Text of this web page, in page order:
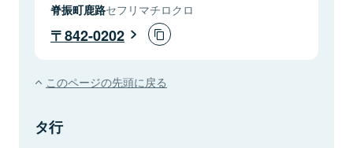
脊振町鹿路セフリマチロクロ
842-0202
このページの先頭に戻る
タ行